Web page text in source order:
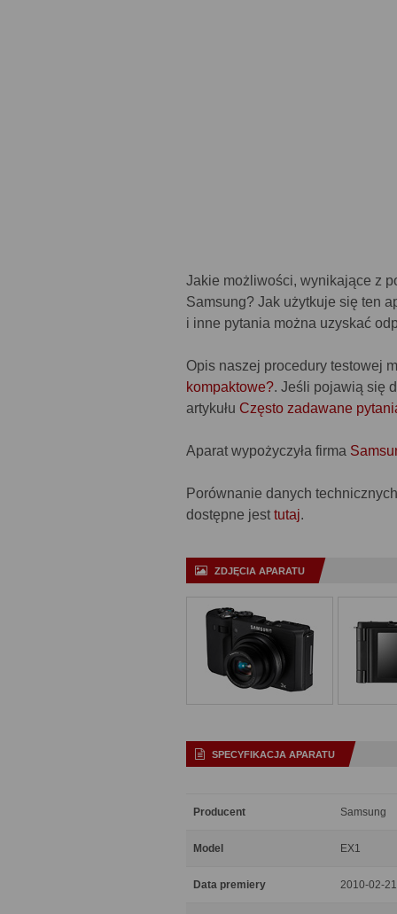
Jakie możliwości, wynikające z
Samsung? Jak użytkuje się ten
i inne pytania można uzyskać
Opis naszej procedury testowej
kompaktowe?. Jeśli pojawią się
artykułu Często zadawane
Aparat wypożyczyła firma
Porównanie danych
dostępne jest tutaj.
ZDJĘCIA APARATU
SPECYFIKACJA APARATU
Producent Samsung
Model EX1
Data premiery 2010-02-21